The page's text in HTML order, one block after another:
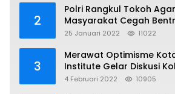
2
Polri Rangkul Tokoh
Masyarakat Cegah
Sorong
25 Januari 2022 11022
3
Merawat Optimisme Kota
Institute Gelar Diskusi
4 Februari 2022 10905